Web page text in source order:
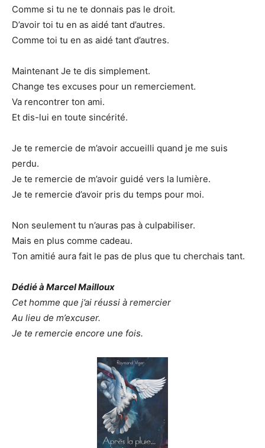
Comme si tu ne te donnais pas le droit.
D’avoir toi tu en as aidé tant d’autres.
Comme toi tu en as aidé tant d’autres.
Maintenant Je te dis simplement.
Change tes excuses pour un remerciement.
Va rencontrer ton ami.
Et dis-lui en toute sincérité.
Je te remercie de m’avoir accueilli quand je me suis
perdu.
Je te remercie de m’avoir guidé vers la lumière.
Je te remercie d’avoir pris du temps pour moi.
Non seulement tu n’auras pas à culpabiliser.
Mais en plus comme cadeau.
Ton amitié aura fait le pas de plus que tu cherchais tant.
Dédié à Marcel Mailloux
Cet homme que j’ai réussi à remercier
Au lieu de m’excuser.
Je te remercie encore une fois.